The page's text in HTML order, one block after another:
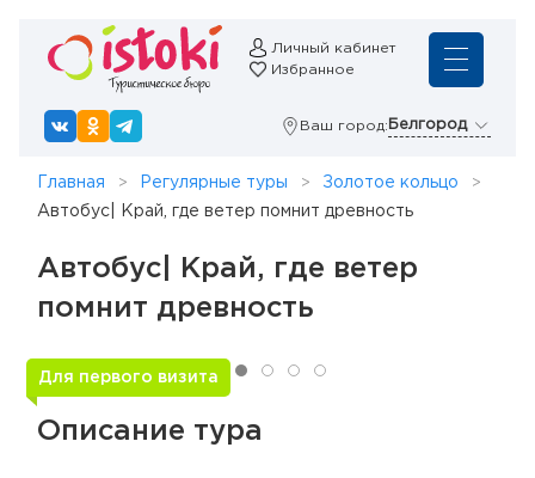
Личный кабинет
Избранное
Ваш город: Белгород
Главная Регулярные туры
Золотое кольцо
Автобус| Край, где ветер помнит древность
Автобус| Край, где ветер
помнит древность
Для первого визита
Описание тура